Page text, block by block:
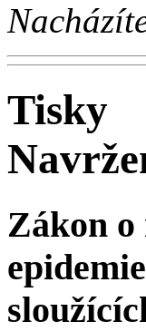
Tisky
Zákon